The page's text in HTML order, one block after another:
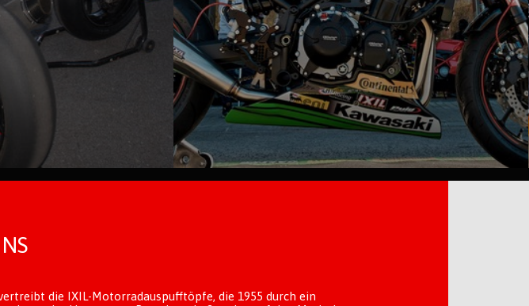
vertreibt die IXIL-Motorradauspufftöpfe, die 1955 durch ein